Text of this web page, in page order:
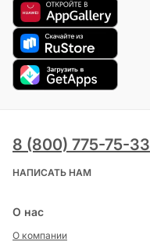
8 (800) 775-75-33
НАПИСАТЬ НАМ
О нас
О компании